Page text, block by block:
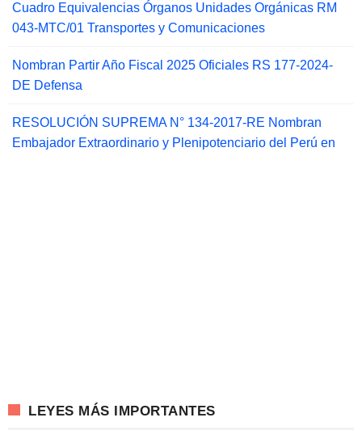
Cuadro Equivalencias Órganos Unidades Orgánicas RM
043-MTC/01 Transportes y Comunicaciones
Nombran Partir Año Fiscal 2025 Oficiales RS 177-2024-
DE Defensa
RESOLUCIÓN SUPREMA N° 134-2017-RE Nombran
Embajador Extraordinario y Plenipotenciario del Perú en
LEYES MÁS IMPORTANTES